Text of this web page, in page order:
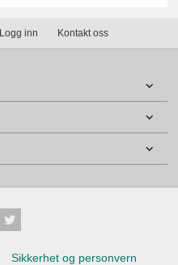
Logg inn Kontakt oss
Sikkerhet og personvern